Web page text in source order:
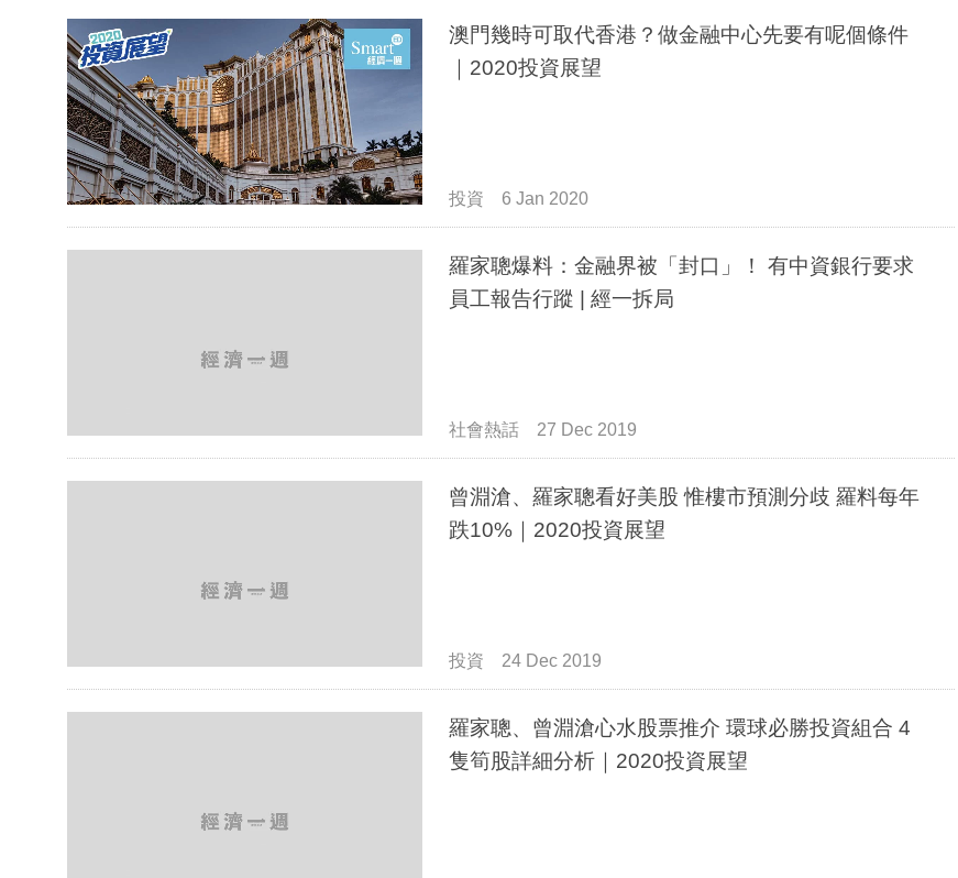
澳門幾時可取代香港？做金融中心先要有呢個條件
｜2020投資展望
投資 6 Jan 2020
羅家聰爆料：金融界被「封口」！ 有中資銀行要求
員工報告行蹤 | 經一拆局
社會熱話 27 Dec 2019
曾淵滄、羅家聰看好美股 惟樓市預測分歧 羅料每年
跌10%｜2020投資展望
投資 24 Dec 2019
羅家聰、曾淵滄心水股票推介 環球必勝投資組合 4
隻筍股詳細分析｜2020投資展望